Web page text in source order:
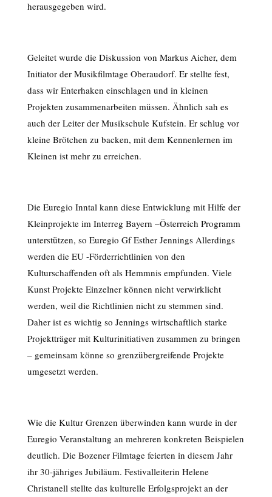
herausgegeben wird.
Geleitet wurde die Diskussion von Markus Aicher, dem
Initiator der Musikfilmtage Oberaudorf. Er stellte fest,
dass wir Enterhaken einschlagen und in kleinen
Projekten zusammenarbeiten müssen. Ähnlich sah es
auch der Leiter der Musikschule Kufstein. Er schlug vor
kleine Brötchen zu backen, mit dem Kennenlernen im
Kleinen ist mehr zu erreichen.
Die Euregio Inntal kann diese Entwicklung mit Hilfe der
Kleinprojekte im Interreg Bayern –Österreich Programm
unterstützen, so Euregio Gf Esther Jennings Allerdings
werden die EU -Förderrichtlinien von den
Kulturschaffenden oft als Hemmnis empfunden. Viele
Kunst Projekte Einzelner können nicht verwirklicht
werden, weil die Richtlinien nicht zu stemmen sind.
Daher ist es wichtig so Jennings wirtschaftlich starke
Projektträger mit Kulturinitiativen zusammen zu bringen
– gemeinsam könne so grenzübergreifende Projekte
umgesetzt werden.
Wie die Kultur Grenzen überwinden kann wurde in der
Euregio Veranstaltung an mehreren konkreten Beispielen
deutlich. Die Bozener Filmtage feierten in diesem Jahr
ihr 30-jähriges Jubiläum. Festivalleiterin Helene
Christanell stellte das kulturelle Erfolgsprojekt an der